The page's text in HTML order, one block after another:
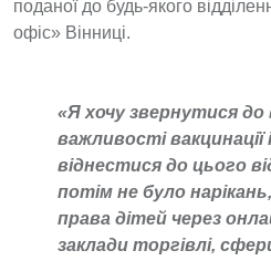
поданої до будь-якого
офіс» Вінниці.
«Я хочу звернутися до
важливості
віднестися до цього
потім не було
права дітей через
заклади торгівлі,